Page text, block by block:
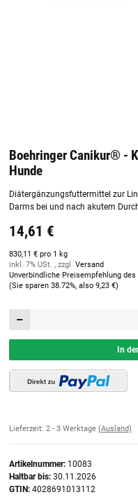
Boehringer Canikur® -
Hunde
Diätergänzungsfuttermittel zur
Darms bei und nach akutem
14,61 €
830,11 € pro 1 kg
inkl. 7% USt. , zzgl. Versand
Unverbindliche Preisempfehlung
(Sie sparen 38.72%, also 9,23 €)
In
Lieferzeit: 2 - 3 Werktage (Ausland)
Artikelnummer: 10083
Haltbar bis: 30.11.2026
GTIN: 4028691013112